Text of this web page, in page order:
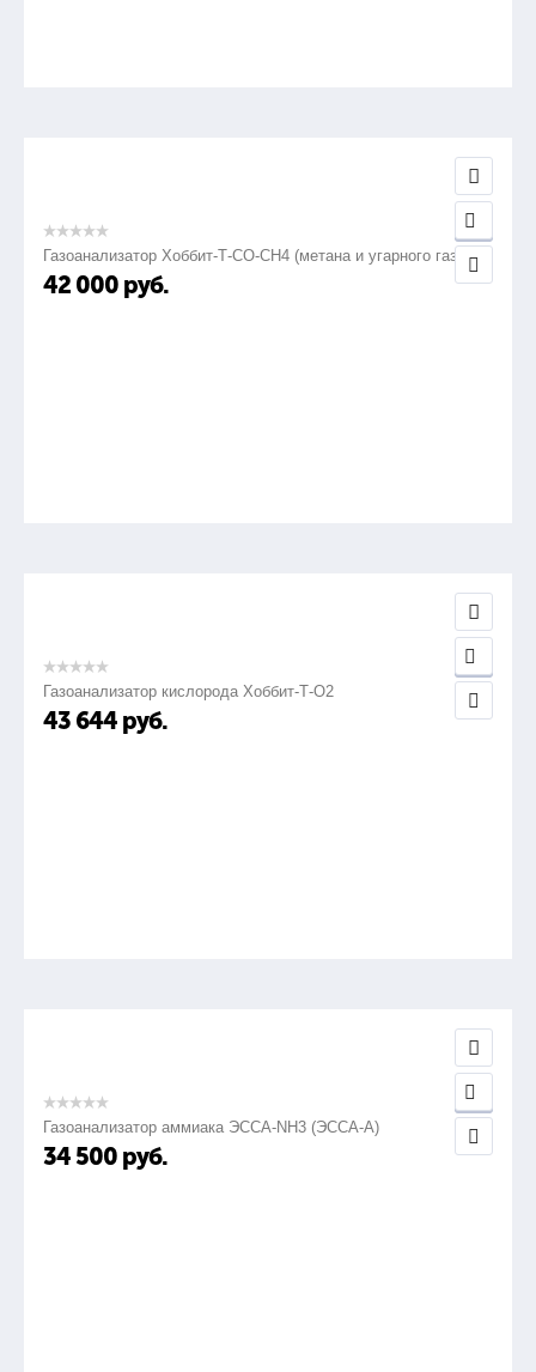
Газоанализатор Хоббит-Т-СО-СН4 (метана и угарного газа)
42 000 руб.
Газоанализатор кислорода Хоббит-Т-О2
43 644 руб.
Газоанализатор аммиака ЭССА-NH3 (ЭССА-А)
34 500 руб.